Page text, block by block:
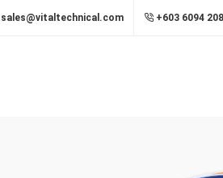
sales@vitaltechnical.com +603 6094